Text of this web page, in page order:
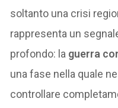
soltanto una crisi
rappresenta un
profondo: la guerra
una fase nella quale
controllare